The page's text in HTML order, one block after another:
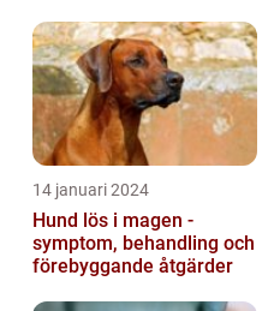
kara...
14 januari 2024
Hund lös i magen -
symptom, behandling och
förebyggande åtgärder